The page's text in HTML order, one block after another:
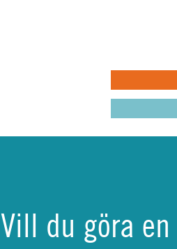
Vill du göra